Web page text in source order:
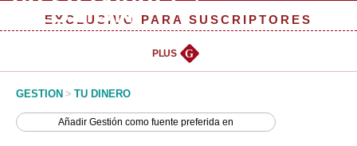
Management & Empleo
EXCLUSIVO PARA SUSCRIPTORES
PLUS G
GESTION > TU DINERO
AñadirGestión como fuente preferida en